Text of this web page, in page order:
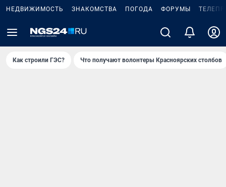
НЕДВИЖИМОСТЬ ЗНАКОМСТВА ПОГОДА ФОРУМЫ
Как строили ГЭС? Что получают волонтеры Красноярских столбов